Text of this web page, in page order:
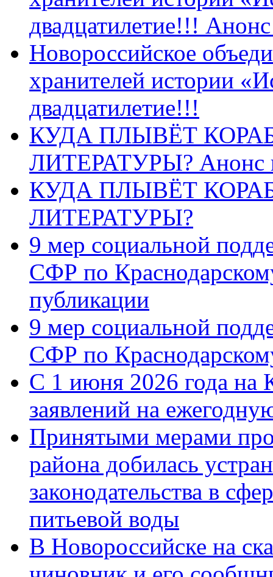
двадцатилетие!!!
Новороссийское
хранителей истории
двадцатилетие!!!
КУДА ПЛЫВЁТ
ЛИТЕРАТУРЫ? Анонс
КУДА ПЛЫВЁТ
ЛИТЕРАТУРЫ?
9 мер социальной
СФР по
публикации
9 мер социальной
СФР по
С 1 июня 2026 года на
заявлений на
Принятыми мерами
района добилась
законодательства в
питьевой воды
В Новороссийске на